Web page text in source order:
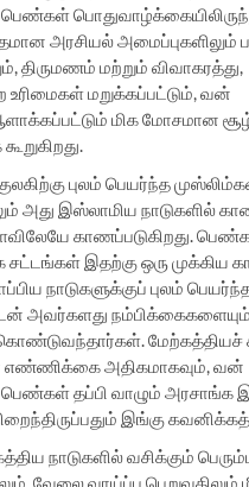
பெண்கள்
அரசியல் அமைப்புகளிலும்
திருமணம் மற்றும் விவாகரத்து,
மறுக்கப்பட்டும், வன்
மிக மோசமான
புலம் பெயர்ந்த
அது இஸ்லாமிய நாடுகளில்
காணப்படுகிறது.
சட்டங்கள் இதற்கு ஒரு முக்கிய
நாடுகளுக்குப் புலம்
அவர்களது
மேற்கத்தியச்
அதிகமாகவும், வன்
பெண்கள் தப்பி வாழும் அரசாங்க
இங்கு
நாடுகளில் வசிக்கும்
வேலை வாய்ப்பு பெறுவதிலும்